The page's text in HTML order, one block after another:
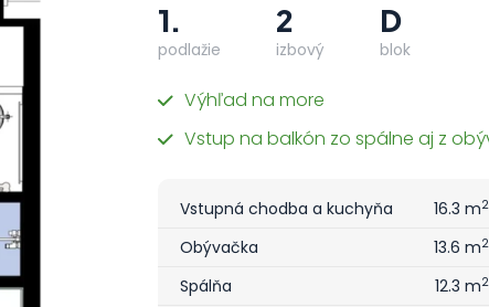
1.
podlažie
2
izbový
D
blok
Výhľad na more
Vstup na balkón zo spálne aj z
Vstupná chodba a kuchyňa 16.3 m2
Obývačka 13.6 m2
Spálňa 12.3 m2